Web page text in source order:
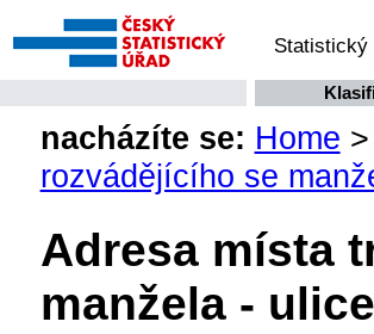
Statistický
nacházíte se: Home >
rozvádějícího se
Adresa místa
manžela -